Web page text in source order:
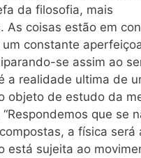
da filosofia, mais
As coisas estão em
constante
se assim ao
a realidade ultima de
objeto de estudo da
que se
a física será
está sujeita ao